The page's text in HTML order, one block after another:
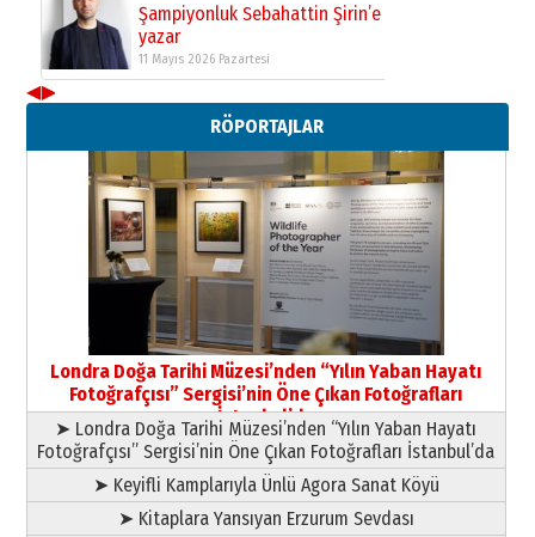
Şampiyonluk Sebahattin Şirin’e
yazar
11 Mayıs 2026 Pazartesi
Neşat YALÇIN
Paranın Aile Kültüründeki Yeri
03 Ağustos 2026 Pazartesi
Yıldırım Gündoğdu
HAVVA’NIN ÜÇ KIZI
09 Temmuz 2026 Perşembe
Yusuf POLAT
Şampiyonluk Sebahattin Şirin’e
yazar
11 Mayıs 2026 Pazartesi
◀▶
RÖPORTAJLAR
Londra Doğa Tarihi Müzesi’nden “Yılın Yaban Hayatı
Fotoğrafçısı” Sergisi’nin Öne Çıkan Fotoğrafları
İstanbul’da
➤ Londra Doğa Tarihi Müzesi’nden “Yılın Yaban Hayatı
Fotoğrafçısı” Sergisi’nin Öne Çıkan Fotoğrafları İstanbul’da
➤ Keyifli Kamplarıyla Ünlü Agora Sanat Köyü
➤ Kitaplara Yansıyan Erzurum Sevdası